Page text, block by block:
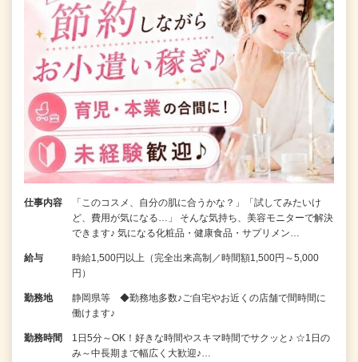
仕事内容
「このコスメ、自分の肌に合うかな？」「試してみたいけ
ど、費用が気になる…」 そんな気持ち、美容モニターで解決
できます♪ 気になる化粧品・健康食品・サプリメン…
給与
時給1,500円以上（完全出来高制／時間額1,500円～5,000
円）
勤務地
静岡県等 ◆勤務地多数♪ご自宅やお近くの店舗で間時間に
働けます♪
勤務時間
1日5分～OK！好きな時間やスキマ時間でサクッと♪ ☆1日の
み～中長期まで幅広く大歓迎♪…